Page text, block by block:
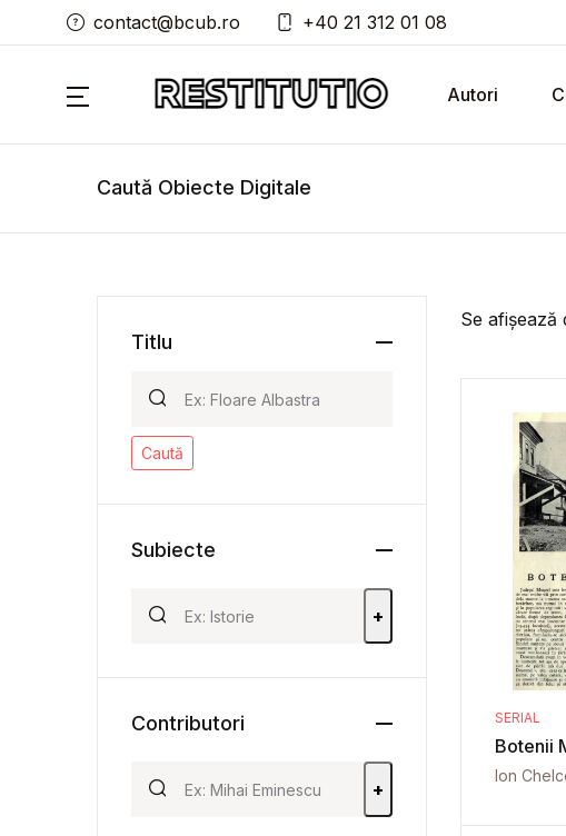
contact@bcub.ro +40 21 312 01 08
Autori
Caută Obiecte Digitale
Se afișează
SERIAL
Botenii
Ion
Titlu
Caută
Subiecte
+
Contributori
+